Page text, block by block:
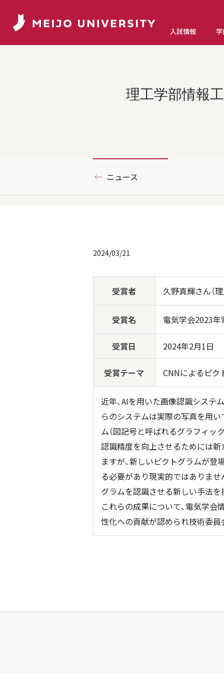
入試情報 学
理工学部情報
ニュース
2024/03/21
受賞者 久野真輝さん（
受賞名 電気学会2023年
受賞日 2024年2月1日
受賞テーマ CNNによるピク
近年、AIを用いた画像認識システ
らのシステムは実際の写真を用
ム（図記号と呼ばれるグラフィッ
認識精度を向上させるためには
ますが、新しいピクトグラムが
る必要があり現実的ではありま
グラムを認識させる新しい手法を
これらの成果について、電気学会
性化への貢献が認められ技術委